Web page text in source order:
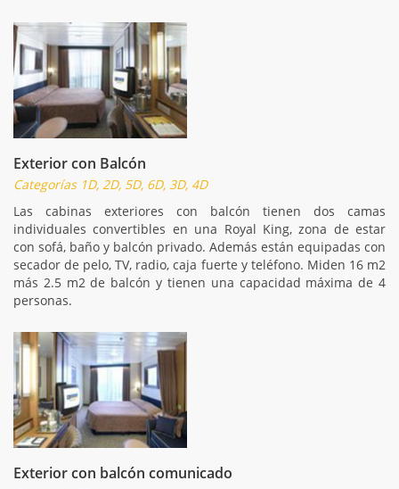
Exterior con Balcón
Categorías 1D, 2D, 5D, 6D, 3D, 4D
Las cabinas exteriores con balcón tienen dos camas
individuales convertibles en una Royal King, zona de estar
con sofá, baño y balcón privado. Además están equipadas con
secador de pelo, TV, radio, caja fuerte y teléfono. Miden 16 m2
más 2.5 m2 de balcón y tienen una capacidad máxima de 4
personas.
Exterior con balcón comunicado